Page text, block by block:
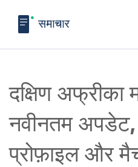
दक्षिण अफ्रीका
नवीनतम अपडेट,
प्रोफ़ाइल और